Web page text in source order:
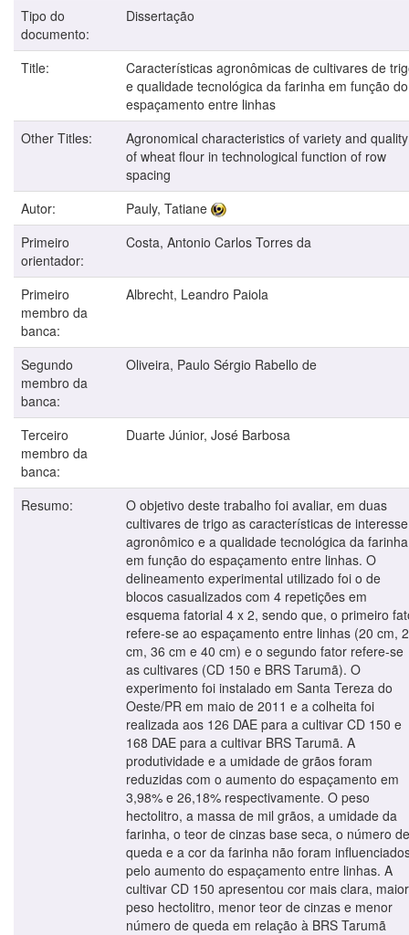
Tipo do
documento:
Dissertação
Title:
Características agronômicas de cultivares de
e qualidade tecnológica da farinha em função do
espaçamento entre linhas
Other Titles:
Agronomical characteristics of variety and quality
of wheat flour in technological function of row
spacing
Autor:
Pauly, Tatiane
Primeiro
orientador:
Costa, Antonio Carlos Torres da
Primeiro
membro da
banca:
Albrecht, Leandro Paiola
Segundo
membro da
banca:
Oliveira, Paulo Sérgio Rabello de
Terceiro
membro da
banca:
Duarte Júnior, José Barbosa
Resumo:
O objetivo deste trabalho foi avaliar, em duas
cultivares de trigo as características de interesse
agronômico e a qualidade tecnológica da farinha
em função do espaçamento entre linhas. O
delineamento experimental utilizado foi o de
blocos casualizados com 4 repetições em
esquema fatorial 4 x 2, sendo que, o primeiro
refere-se ao espaçamento entre linhas (20 cm,
cm, 36 cm e 40 cm) e o segundo fator refere-se
as cultivares (CD 150 e BRS Tarumã). O
experimento foi instalado em Santa Tereza do
Oeste/PR em maio de 2011 e a colheita foi
realizada aos 126 DAE para a cultivar CD 150 e
168 DAE para a cultivar BRS Tarumã. A
produtividade e a umidade de grãos foram
reduzidas com o aumento do espaçamento em
3,98% e 26,18% respectivamente. O peso
hectolitro, a massa de mil grãos, a umidade da
farinha, o teor de cinzas base seca, o número de
queda e a cor da farinha não foram
pelo aumento do espaçamento entre linhas. A
cultivar CD 150 apresentou cor mais clara, maior
peso hectolitro, menor teor de cinzas e menor
número de queda em relação à BRS Tarumã